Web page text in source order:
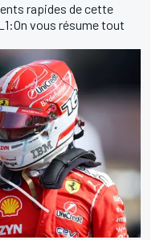
rapides de cette
vous résume tout